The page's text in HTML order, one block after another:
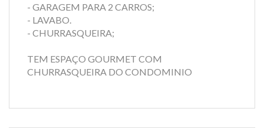
- GARAGEM PARA 2 CARROS;
- LAVABO.
- CHURRASQUEIRA;
TEM ESPAÇO GOURMET COM
CHURRASQUEIRA DO CONDOMINIO